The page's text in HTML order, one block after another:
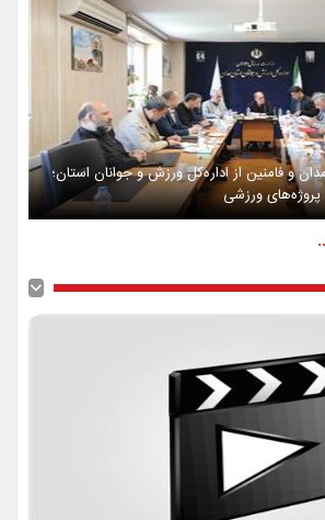
و فامنین از اداره‌کل ورزش و جوانان استان؛
پروژه‌های ورزشی